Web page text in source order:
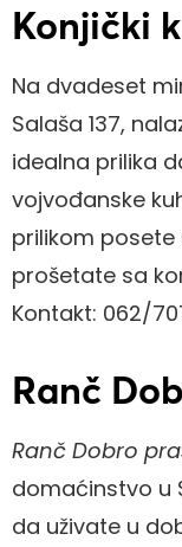
Konjički
Na dvadeset
Salaša 137,
idealna prilika
vojvođanske
prilikom posete
prošetate sa
Kontakt: 062/
Ranč
Ranč Dobro
domaćinstvo u
da uživate u